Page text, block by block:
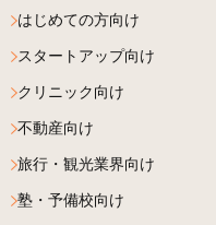
はじめての方向け
スタートアップ向け
クリニック向け
不動産向け
旅行・観光業界向け
塾・予備校向け